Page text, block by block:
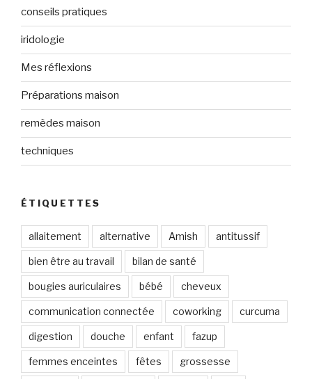
conseils pratiques
iridologie
Mes réflexions
Préparations maison
remèdes maison
techniques
ÉTIQUETTES
allaitement alternative Amish antitussif
bien être au travail bilan de santé
bougies auriculaires bébé cheveux
communication connectée coworking curcuma
digestion douche enfant fazup
femmes enceintes fêtes grossesse